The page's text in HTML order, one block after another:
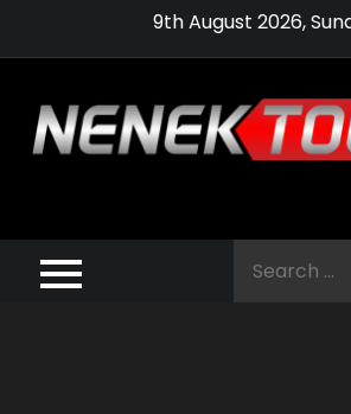
9th August 2026,